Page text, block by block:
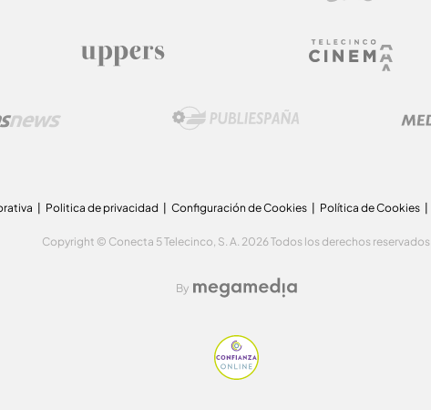
Politica de privacidad Configuración de Cookies Política de Cookies
Copyright © Conecta 5 Telecinco, S. A. 2026 Todos los derechos reservados
By